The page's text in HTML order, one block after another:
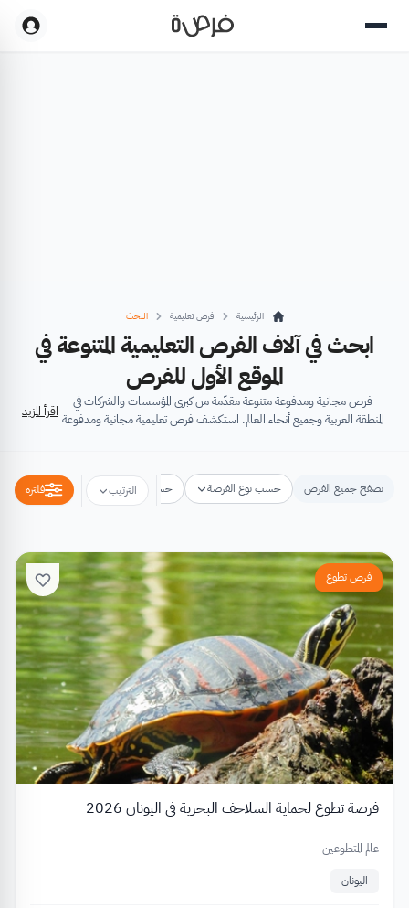
الرئيسية فرص تعليمية البحث
ابحث في آلاف الفرص التعليمية المتنوعة في
الموقع الأول للفرص
فرص مجانية ومدفوعة متنوعة مقدّمة من كبرى المؤسسات والشركات في
المنطقة العربية وجميع أنحاء العالم. استكشف فرص تعليمية مجانية ومدفوعة
الخبرات وبناء القدرات.
اقرأ المزيد
تصفح جميع الفرص حسب نوع الفرصة حسب مكان الفرصة حسب الترتيب فلتره
فرص تطوع
فرصة تطوع لحماية السلاحف البحرية في اليونان 2026
عالم المتطوعين
اليونان